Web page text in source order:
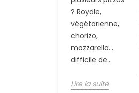
? Royale,
végétarienne,
chorizo,
mozzarella…
difficile de...
Lire la suite